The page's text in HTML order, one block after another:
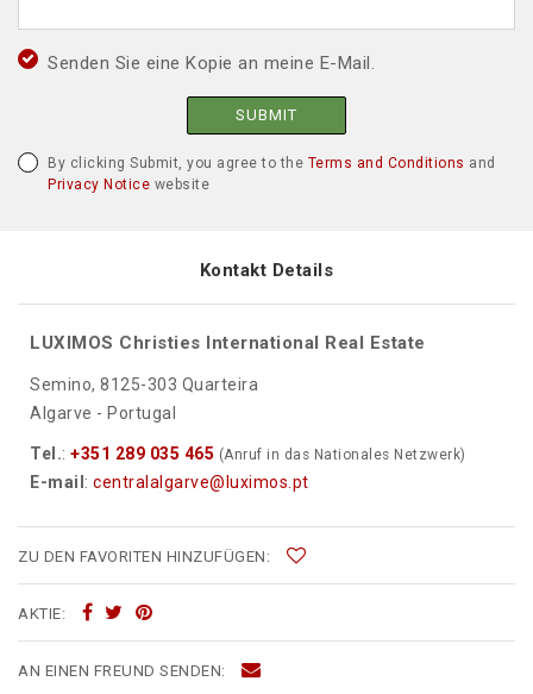
Senden Sie eine Kopie an meine E-Mail.
SUBMIT
By clicking Submit, you agree to the Terms and Conditions and
Privacy Notice website
Kontakt Details
LUXIMOS Christies International Real Estate
Semino, 8125-303 Quarteira
Algarve - Portugal
Tel.: +351 289 035 465 (Anruf in das Nationales Netzwerk)
E-mail : centralalgarve@luximos.pt
ZU DEN FAVORITEN HINZUFÜGEN:
AKTIE:
AN EINEN FREUND SENDEN: